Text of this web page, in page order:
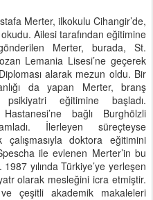
Merter, ilkokulu Cihangir’de,
Ailesi tarafından eğitimine
Merter, burada, St.
Lemania Lisesi’ne geçerek
alarak mezun oldu. Bir
da yapan Merter, branş
eğitimine başladı.
bağlı Burghölzli
İlerleyen süreçteyse
çalışmasıyla doktora eğitimini
ile evlenen Merter’in bu
yılında Türkiye’ye yerleşen
olarak mesleğini icra etmiştir.
ve çeşitli akademik makaleleri